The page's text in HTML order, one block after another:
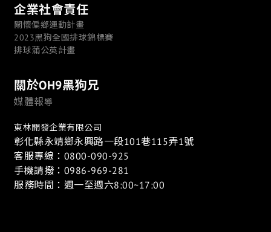
企業社會責任
關懷偏鄉運動計畫
2023黑狗全國排球錦標賽
排球蒲公英計畫
關於OH9黑狗兄
媒體報導
東林開發企業有限公司
彰化縣永靖鄉永興路一段101巷115弄1號
客服專線：0800-090-925
手機請撥：0986-969-281
服務時間：週一至週六8:00~17:00